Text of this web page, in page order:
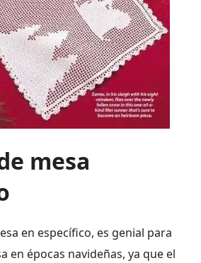
mesa
en específico, es genial para
en épocas navideñas, ya que el